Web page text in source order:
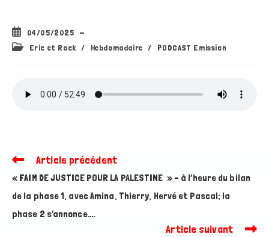
Publication
publiée :
04/05/2025
Post Eric et Rock / Hebdomadaire / PODCAST Emission
Read
articles
Article précédent
« FAIM DE JUSTICE POUR LA PALESTINE » – à l’heure du bilan
de la phase 1, avec Amina, Thierry, Hervé et Pascal; la
phase 2 s’annonce….
Article suivant